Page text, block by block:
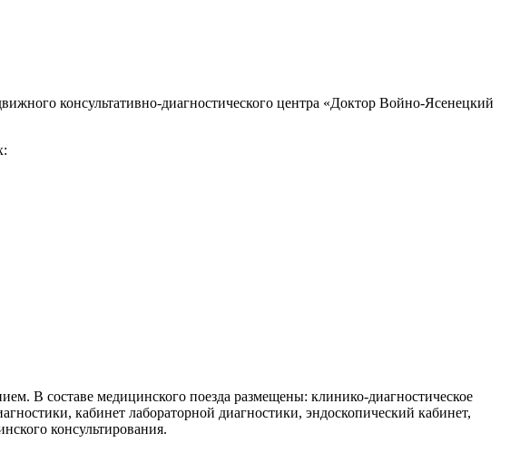
консультативно-диагностического центра «Доктор Войно-Ясенецкий
В составе медицинского поезда размещены: клинико-диагностическое
кабинет лабораторной диагностики, эндоскопический кабинет,
консультирования.